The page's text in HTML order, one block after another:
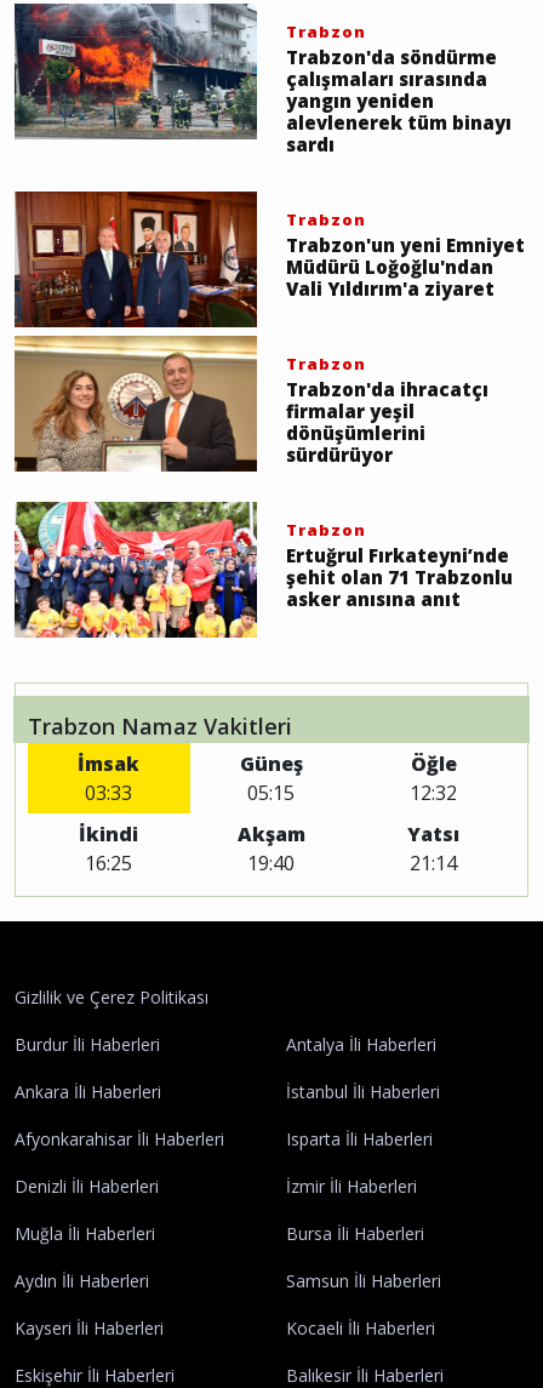
Trabzon
Trabzon'da söndürme
çalışmaları sırasında
yangın yeniden
alevlenerek tüm binayı
sardı
Trabzon
Trabzon'un yeni Emniyet
Müdürü Loğoğlu'ndan
Vali Yıldırım'a ziyaret
Trabzon
Trabzon'da ihracatçı
firmalar yeşil
dönüşümlerini
sürdürüyor
Trabzon
Ertuğrul Fırkateyni’nde
şehit olan 71 Trabzonlu
asker anısına anıt
Trabzon Namaz Vakitleri
İmsak
03:33
Güneş
05:15
Öğle
12:32
İkindi
16:25
Akşam
19:40
Yatsı
21:14
Gizlilik ve Çerez Politikası
Burdur İli Haberleri Antalya İli Haberleri
Ankara İli Haberleri İstanbul İli Haberleri
Afyonkarahisar İli Haberleri Isparta İli Haberleri
Denizli İli Haberleri İzmir İli Haberleri
Muğla İli Haberleri Bursa İli Haberleri
Aydın İli Haberleri Samsun İli Haberleri
Kayseri İli Haberleri Kocaeli İli Haberleri
Eskişehir İli Haberleri Balıkesir İli Haberleri